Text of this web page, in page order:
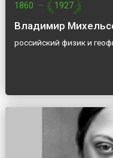
1860 — 1927
Владимир
российский физик и